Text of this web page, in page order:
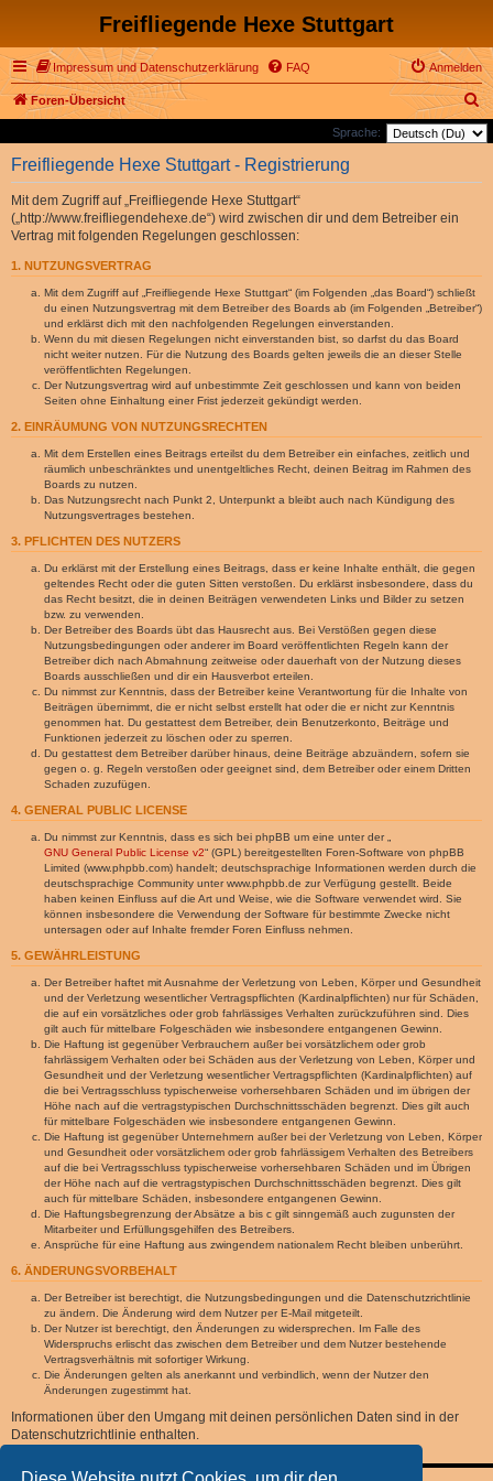
Freifliegende Hexe Stuttgart
Impressum und Datenschutzerklärung FAQ Anmelden
Foren-Übersicht
S
u
Sprache:
Freifliegende Hexe Stuttgart - Registrierung
Mit dem Zugriff auf „Freifliegende Hexe Stuttgart“
(„http://www.freifliegendehexe.de“) wird zwischen dir und dem Betreiber ein
Vertrag mit folgenden Regelungen geschlossen:
1. NUTZUNGSVERTRAG
Mit dem Zugriff auf „Freifliegende Hexe Stuttgart“ (im Folgenden „das Board“) schließt
du einen Nutzungsvertrag mit dem Betreiber des Boards ab (im Folgenden „Betreiber“)
und erklärst dich mit den nachfolgenden Regelungen einverstanden.
Wenn du mit diesen Regelungen nicht einverstanden bist, so darfst du das Board
nicht weiter nutzen. Für die Nutzung des Boards gelten jeweils die an dieser Stelle
veröffentlichten Regelungen.
Der Nutzungsvertrag wird auf unbestimmte Zeit geschlossen und kann von beiden
Seiten ohne Einhaltung einer Frist jederzeit gekündigt werden.
2. EINRÄUMUNG VON NUTZUNGSRECHTEN
Mit dem Erstellen eines Beitrags erteilst du dem Betreiber ein einfaches, zeitlich und
räumlich unbeschränktes und unentgeltliches Recht, deinen Beitrag im Rahmen des
Boards zu nutzen.
Das Nutzungsrecht nach Punkt 2, Unterpunkt a bleibt auch nach Kündigung des
Nutzungsvertrages bestehen.
3. PFLICHTEN DES NUTZERS
Du erklärst mit der Erstellung eines Beitrags, dass er keine Inhalte enthält, die gegen
geltendes Recht oder die guten Sitten verstoßen. Du erklärst insbesondere, dass du
das Recht besitzt, die in deinen Beiträgen verwendeten Links und Bilder zu setzen
bzw. zu verwenden.
Der Betreiber des Boards übt das Hausrecht aus. Bei Verstößen gegen diese
Nutzungsbedingungen oder anderer im Board veröffentlichten Regeln kann der
Betreiber dich nach Abmahnung zeitweise oder dauerhaft von der Nutzung dieses
Boards ausschließen und dir ein Hausverbot erteilen.
Du nimmst zur Kenntnis, dass der Betreiber keine Verantwortung für die Inhalte von
Beiträgen übernimmt, die er nicht selbst erstellt hat oder die er nicht zur Kenntnis
genommen hat. Du gestattest dem Betreiber, dein Benutzerkonto, Beiträge und
Funktionen jederzeit zu löschen oder zu sperren.
Du gestattest dem Betreiber darüber hinaus, deine Beiträge abzuändern, sofern sie
gegen o. g. Regeln verstoßen oder geeignet sind, dem Betreiber oder einem Dritten
Schaden zuzufügen.
4. GENERAL PUBLIC LICENSE
Du nimmst zur Kenntnis, dass es sich bei phpBB um eine unter der „
GNU General Public License v2“ (GPL) bereitgestellten Foren-Software von phpBB
Limited (www.phpbb.com) handelt; deutschsprachige Informationen werden durch die
deutschsprachige Community unter www.phpbb.de zur Verfügung gestellt. Beide
haben keinen Einfluss auf die Art und Weise, wie die Software verwendet wird. Sie
können insbesondere die Verwendung der Software für bestimmte Zwecke nicht
untersagen oder auf Inhalte fremder Foren Einfluss nehmen.
5. GEWÄHRLEISTUNG
Der Betreiber haftet mit Ausnahme der Verletzung von Leben, Körper und Gesundheit
und der Verletzung wesentlicher Vertragspflichten (Kardinalpflichten) nur für Schäden,
die auf ein vorsätzliches oder grob fahrlässiges Verhalten zurückzuführen sind. Dies
gilt auch für mittelbare Folgeschäden wie insbesondere entgangenen Gewinn.
Die Haftung ist gegenüber Verbrauchern außer bei vorsätzlichem oder grob
fahrlässigem Verhalten oder bei Schäden aus der Verletzung von Leben, Körper und
Gesundheit und der Verletzung wesentlicher Vertragspflichten (Kardinalpflichten) auf
die bei Vertragsschluss typischerweise vorhersehbaren Schäden und im übrigen der
Höhe nach auf die vertragstypischen Durchschnittsschäden begrenzt. Dies gilt auch
für mittelbare Folgeschäden wie insbesondere entgangenen Gewinn.
Die Haftung ist gegenüber Unternehmern außer bei der Verletzung von Leben, Körper
und Gesundheit oder vorsätzlichem oder grob fahrlässigem Verhalten des Betreibers
auf die bei Vertragsschluss typischerweise vorhersehbaren Schäden und im Übrigen
der Höhe nach auf die vertragstypischen Durchschnittsschäden begrenzt. Dies gilt
auch für mittelbare Schäden, insbesondere entgangenen Gewinn.
Die Haftungsbegrenzung der Absätze a bis c gilt sinngemäß auch zugunsten der
Mitarbeiter und Erfüllungsgehilfen des Betreibers.
Ansprüche für eine Haftung aus zwingendem nationalem Recht bleiben unberührt.
6. ÄNDERUNGSVORBEHALT
Der Betreiber ist berechtigt, die Nutzungsbedingungen und die Datenschutzrichtlinie
zu ändern. Die Änderung wird dem Nutzer per E-Mail mitgeteilt.
Der Nutzer ist berechtigt, den Änderungen zu widersprechen. Im Falle des
Widerspruchs erlischt das zwischen dem Betreiber und dem Nutzer bestehende
Vertragsverhältnis mit sofortiger Wirkung.
Die Änderungen gelten als anerkannt und verbindlich, wenn der Nutzer den
Änderungen zugestimmt hat.
Informationen über den Umgang mit deinen persönlichen Daten sind in der
Datenschutzrichtlinie enthalten.